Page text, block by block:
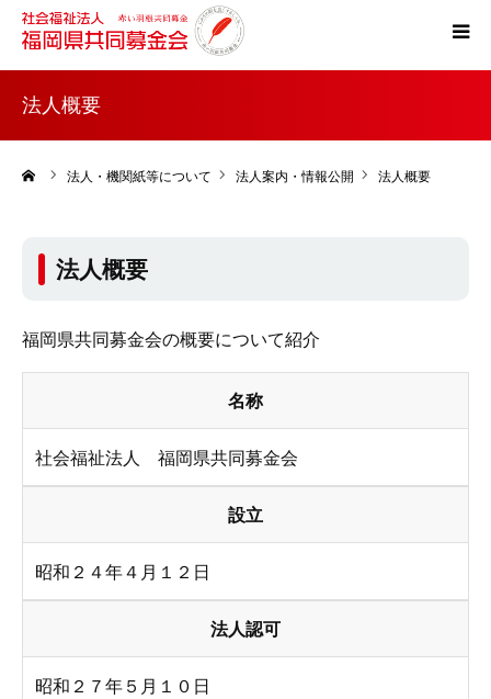
法人概要
法人・機関紙等について 法人案内・情報公開 法人概要
法人概要
福岡県共同募金会の概要について紹介
名称
社会福祉法人 福岡県共同募金会
設立
昭和２４年４月１２日
法人認可
昭和２７年５月１０日
ホーム
税制上の優遇措置
よくある質問